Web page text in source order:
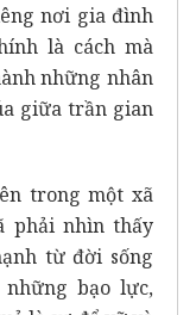
nơi gia đình
là cách mà
những nhân
giữa trần gian
trong một xã
phải nhìn thấy
từ đời sống
bạo lực,